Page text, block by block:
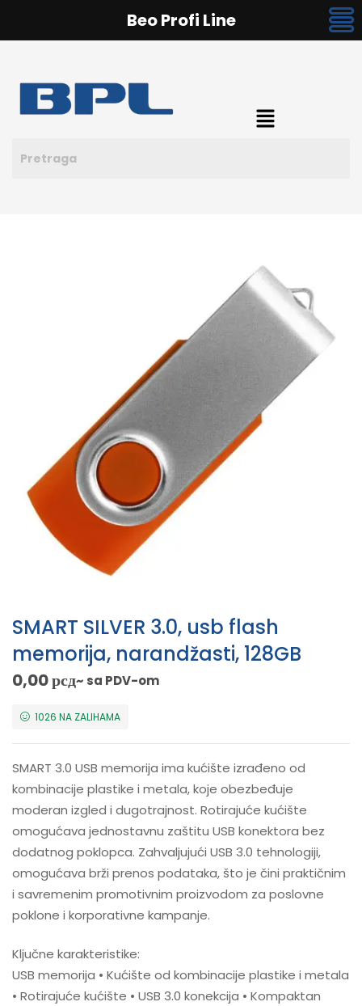
SMART SILVER 3.0, usb flash
memorija, narandžasti, 128GB
0,00рсд~ sa PDV-om
1026 NA ZALIHAMA
SMART 3.0 USB memorija ima kućište izrađeno od
kombinacije plastike i metala, koje obezbeđuje
moderan izgled i dugotrajnost. Rotirajuće kućište
omogućava jednostavnu zaštitu USB konektora bez
dodatnog poklopca. Zahvaljujući USB 3.0 tehnologiji,
omogućava brži prenos podataka, što je čini praktičnim
i savremenim promotivnim proizvodom za poslovne
poklone i korporativne kampanje.
Ključne karakteristike:
USB memorija • Kućište od kombinacije plastike i metala
• Rotirajuće kućište • USB 3.0 konekcija • Kompaktan
Beo Profi Line